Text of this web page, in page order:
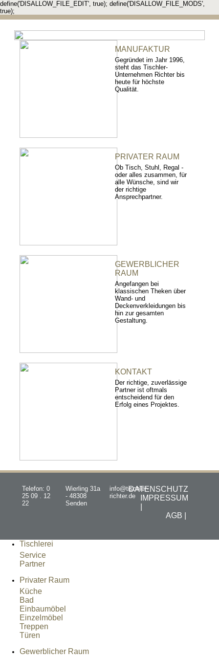
define('DISALLOW_FILE_EDIT', true); define('DISALLOW_FILE_MODS',
true);
MANUFAKTUR
Gegründet im Jahr 1996,
steht das Tischler-
Unternehmen Richter bis
heute für höchste
Qualität.
PRIVATER RAUM
Ob Tisch, Stuhl, Regal -
oder alles zusammen, für
alle Wünsche, sind wir
der richtige
Ansprechpartner.
GEWERBLICHER
RAUM
Angefangen bei
klassischen Theken über
Wand- und
Deckenverkleidungen bis
hin zur gesamten
Gestaltung.
KONTAKT
Der richtige, zuverlässige
Partner ist oftmals
entscheidend für den
Erfolg eines Projektes.
Telefon: 0
25 09 . 12
22
Wierling 31a
- 48308
Senden
info@tischler-
richter.de
DATENSCHUTZ
IMPRESSUM
AGB |
Tischlerei
Service
Partner
Privater Raum
Küche
Bad
Einbaumöbel
Einzelmöbel
Treppen
Türen
Gewerblicher Raum